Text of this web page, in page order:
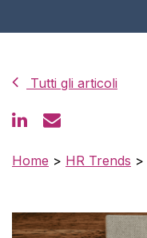
Tutti gli articoli
Home > HR Trends >